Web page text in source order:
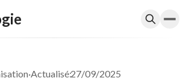
·Actualisé:27/09/2025